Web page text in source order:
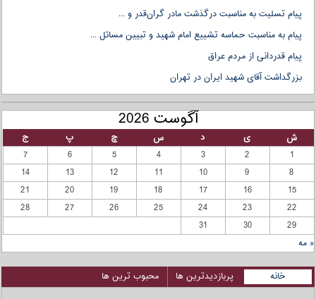
پیام تسلیت به مناسبت درگذشت مادر گران‌قدر و ...
پیام به مناسبت حماسه تشییع امام شهید و تبیین مسائل ...
پیام قدردانی از مردم عراق
بزرگداشت آقای شهید ایران در تهران
آگوست 2026
ش ی د س چ پ
ج
1
2
3
4
5
6
7
8
9
10
11
12
13
14
15
16
17
18
19
20
21
22
23
24
25
26
27
28
29
30
31
« مه
خانه پربازدیدترین ها
محبوب ترین ها